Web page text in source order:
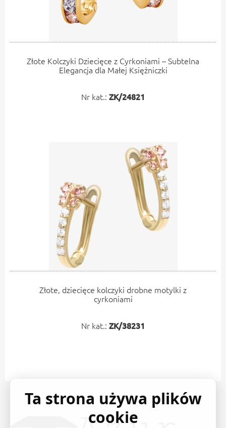
Złote Kolczyki Dziecięce z Cyrkoniami – Subtelna
Elegancja dla Małej Księżniczki
Nr kat.: ZK/24821
Złote, dziecięce kolczyki drobne motylki z
cyrkoniami
Nr kat.: ZK/38231
Ta strona używa plików
cookie